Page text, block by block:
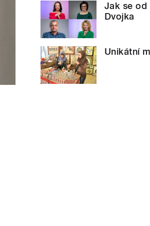
Jak se od
Dvojka
Unikátní